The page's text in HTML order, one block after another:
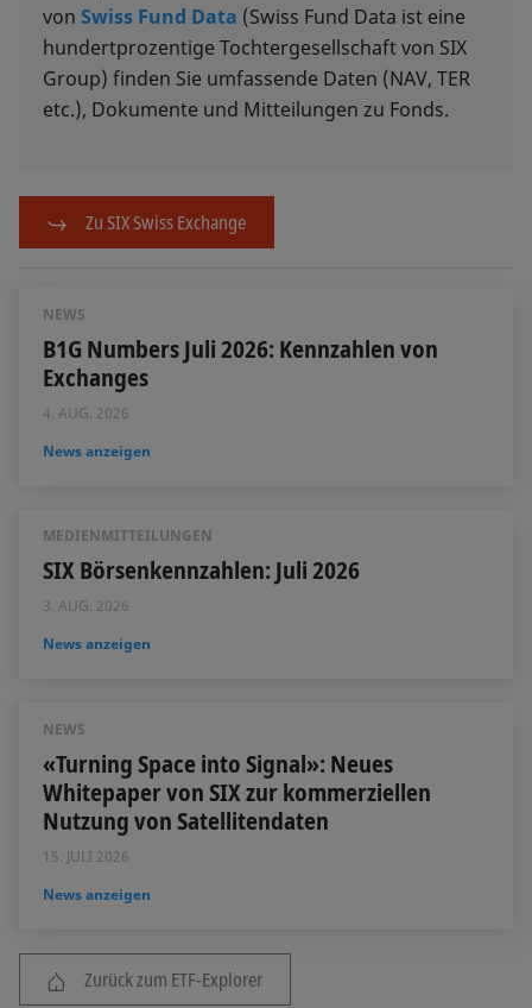
von Swiss Fund Data (Swiss Fund Data ist eine
hundertprozentige Tochtergesellschaft von SIX
Group) finden Sie umfassende Daten (NAV, TER
etc.), Dokumente und Mitteilungen zu Fonds.
Zu SIX Swiss Exchange
NEWS
B1G Numbers Juli 2026: Kennzahlen von
Exchanges
4. AUG. 2026
News anzeigen
MEDIENMITTEILUNGEN
SIX Börsenkennzahlen: Juli 2026
3. AUG. 2026
News anzeigen
NEWS
«Turning Space into Signal»: Neues
Whitepaper von SIX zur kommerziellen
Nutzung von Satellitendaten
15. JULI 2026
News anzeigen
Zurück zum ETF-Explorer